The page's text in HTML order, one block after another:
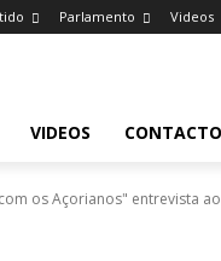
Parlamento Videos
VIDEOS
os Açorianos" entrevista ao